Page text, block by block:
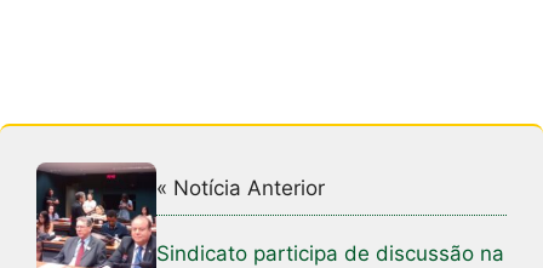
« Notícia Anterior
Sindicato participa de discussão na